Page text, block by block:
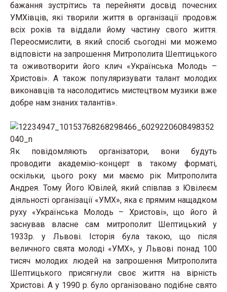
бажання зустрітись та перейняти досвід почесних
УМХівців, які творили життя в організації продовж
всіх років та віддали йому частину свого життя.
Переосмислити, в який спосіб сьогодні ми можемо
відповісти на запрошення Митрополита Шептицького
та оживотворити його клич «Українська Молодь –
Христові». А також популяризувати талант молодих
виконавців та насолодитись мистецтвом музики вже
добре нам знаних талантів».
Як повідомляють організатори, вони будуть
проводити академію-концерт в такому форматі,
оскільки, цього року ми маємо рік Митрополита
Андрея. Тому Його Ювілей, який співпав з Ювілеєм
діяльності організації «УМХ», яка є прямим нащадком
руху «Українська Молодь – Христові», що його й
заснував власне сам митрополит Шептицький у
1933р. у Львові. Історія була такою, що після
величного свята молоді «УМХ», у Львові понад 100
тисяч молодих людей на запрошення Митрополита
Шептицького присягнули своє життя на вірність
Христові. А у 1990 р. було організовано подібне свято